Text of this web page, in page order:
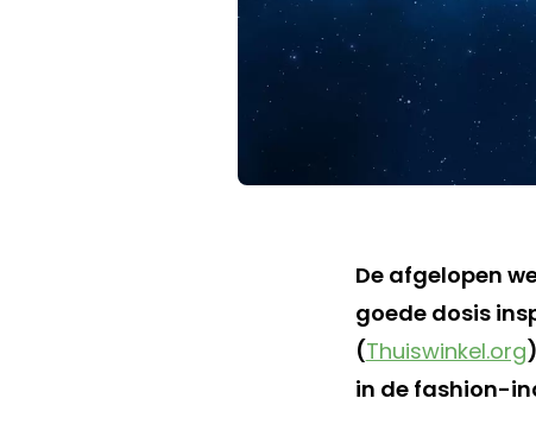
De afgelopen
goede dosis
(Thuiswinkel.org
in de fashion-